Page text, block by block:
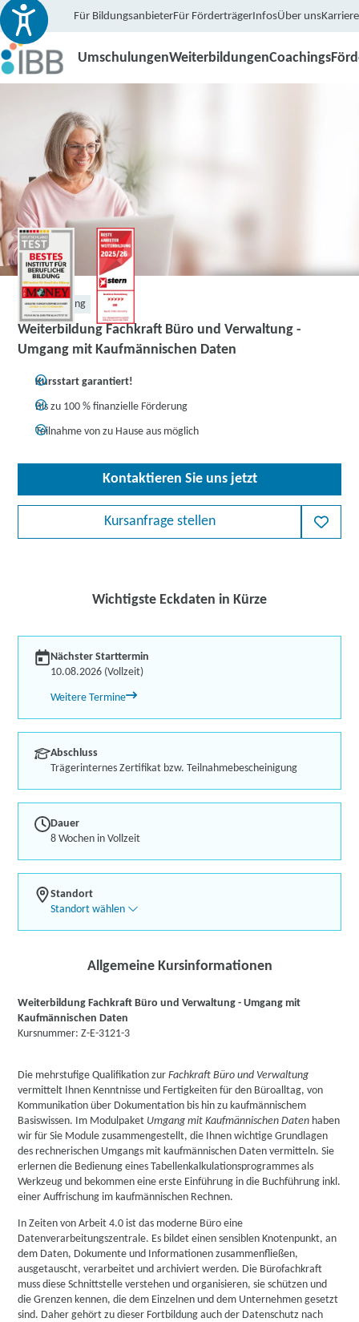
Für BildungsanbieterFür FörderträgerInfosÜber unsKarriere
UmschulungenWeiterbildungenCoachings
Weiterbildung
Weiterbildung Fachkraft Büro und Verwaltung -
Umgang mit Kaufmännischen Daten
Kursstart garantiert!
Bis zu 100 % finanzielle Förderung
Teilnahme von zu Hause aus möglich
Kontaktieren Sie uns jetzt
Kursanfrage stellen
Wichtigste Eckdaten in Kürze
Nächster Starttermin
10.08.2026 (Vollzeit)
Weitere Termine
Abschluss
Trägerinternes Zertifikat bzw. Teilnahmebescheinigung
Dauer
8 Wochen in Vollzeit
Standort
Standort wählen
Allgemeine Kursinformationen
Weiterbildung Fachkraft Büro und Verwaltung - Umgang mit
Kaufmännischen Daten
Kursnummer: Z-E-3121-3
Die mehrstufige Qualifikation zurFachkraft Büro und Verwaltung
vermittelt Ihnen Kenntnisse und Fertigkeiten für den Büroalltag, von
Kommunikation über Dokumentation bis hin zu kaufmännischem
Basiswissen. Im Modulpaket Umgang mit Kaufmännischen Daten haben
wir für Sie Module zusammengestellt, die Ihnen wichtige Grundlagen
des rechnerischen Umgangs mit kaufmännischen Daten vermitteln. Sie
erlernen die Bedienung eines Tabellenkalkulationsprogrammes als
Werkzeug und bekommen eine erste Einführung in die Buchführung inkl.
einer Auffrischung im kaufmännischen Rechnen.
In Zeiten von Arbeit 4.0 ist das moderne Büro eine
Datenverarbeitungszentrale. Es bildet einen sensiblen Knotenpunkt, an
dem Daten, Dokumente und Informationen zusammenfließen,
ausgetauscht, verarbeitet und archiviert werden. Die Bürofachkraft
muss diese Schnittstelle verstehen und organisieren, sie schützen und
die Grenzen kennen, die dem Einzelnen und dem Unternehmen gesetzt
sind. Daher gehört zu dieser Fortbildung auch der Datenschutz nach